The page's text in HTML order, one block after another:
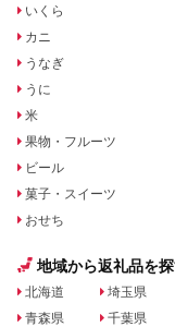
いくら
カニ
うなぎ
うに
米
果物・フルーツ
ビール
菓子・スイーツ
おせち
地域から返礼品を
北海道
青森県
埼玉県
千葉県